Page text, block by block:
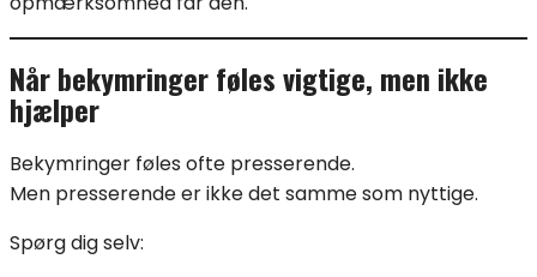
Når bekymringer føles vigtige, men ikke
hjælper
Bekymringer føles ofte presserende.
Men presserende er ikke det samme som nyttige.
Spørg dig selv: